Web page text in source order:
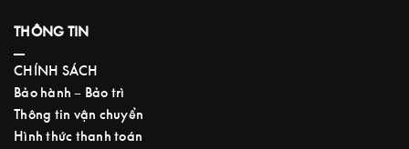
THÔNG TIN
CHÍNH SÁCH
Bảo hành – Bảo trì
Thông tin vận chuyển
Hình thức thanh toán